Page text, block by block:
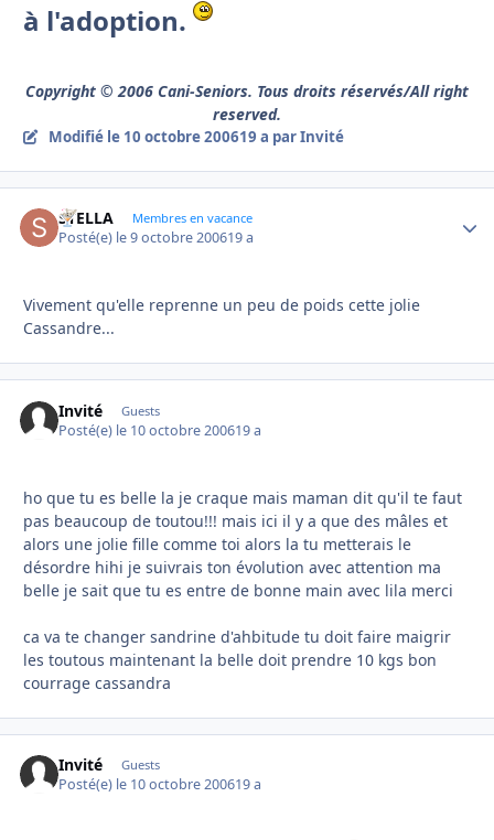
à l'adoption.
Copyright © 2006 Cani-Seniors. Tous droits réservés/All right
reserved.
Modifié le 10 octobre 200619 a par Invité
STELLA Membres en vacance
Posté(e) le 9 octobre 200619 a
Vivement qu'elle reprenne un peu de poids cette jolie
Cassandre...
Invité Guests
Posté(e) le 10 octobre 200619 a
ho que tu es belle la je craque mais maman dit qu'il te faut
pas beaucoup de toutou!!! mais ici il y a que des mâles et
alors une jolie fille comme toi alors la tu metterais le
désordre hihi je suivrais ton évolution avec attention ma
belle je sait que tu es entre de bonne main avec lila merci
ca va te changer sandrine d'ahbitude tu doit faire maigrir
les toutous maintenant la belle doit prendre 10 kgs bon
courrage cassandra
Invité Guests
Posté(e) le 10 octobre 200619 a